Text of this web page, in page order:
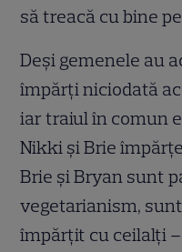
să treacă cu bine
Deşi gemenele au
împărţi niciodată
iar traiul în comun
Nikki şi Brie
Brie şi Bryan sunt
vegetarianism,
împărţit cu ceilalţi